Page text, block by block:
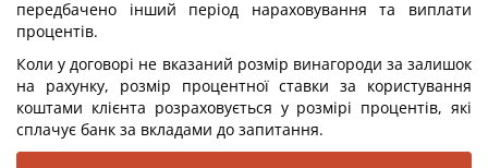
передбачено інший період нараховування та виплати
процентів.
Коли у договорі не вказаний розмір винагороди за залишок
на рахунку, розмір процентної ставки за користування
коштами клієнта розраховується у розмірі процентів, які
сплачує банк за вкладами до запитання.